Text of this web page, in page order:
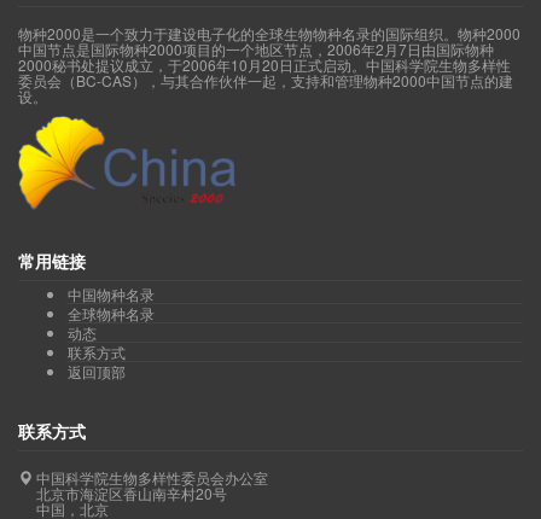
物种2000是一个致力于建设电子化的全球生物物种名录的国际组织。物种2000
中国节点是国际物种2000项目的一个地区节点，2006年2月7日由国际物种
2000秘书处提议成立，于2006年10月20日正式启动。中国科学院生物多样性
委员会（BC-CAS），与其合作伙伴一起，支持和管理物种2000中国节点的建
设。
常用链接
中国物种名录
全球物种名录
动态
联系方式
返回顶部
联系方式
中国科学院生物多样性委员会办公室
北京市海淀区香山南辛村20号
中国，北京